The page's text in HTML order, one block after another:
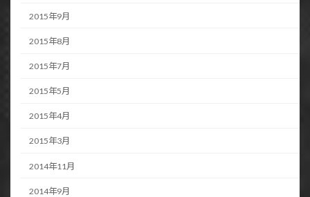
2015年9月
2015年8月
2015年7月
2015年5月
2015年4月
2015年3月
2014年11月
2014年9月